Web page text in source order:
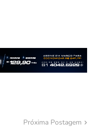
Próxima Postagem